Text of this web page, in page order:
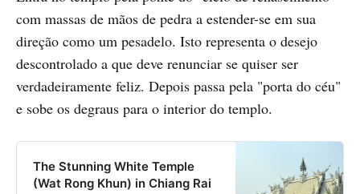
com massas de mãos de pedra a estender-se em sua
direção como um pesadelo. Isto representa o desejo
descontrolado a que deve renunciar se quiser ser
verdadeiramente feliz. Depois passa pela "porta do céu"
e sobe os degraus para o interior do templo.
The Stunning White Temple
(Wat Rong Khun) in Chiang Rai